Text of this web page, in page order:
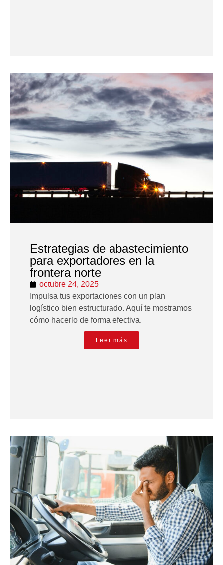
Estrategias de abastecimiento
para exportadores en la
frontera norte
octubre 24, 2025
Impulsa tus exportaciones con un plan
logístico bien estructurado. Aquí te mostramos
cómo hacerlo de forma efectiva.
Leer más